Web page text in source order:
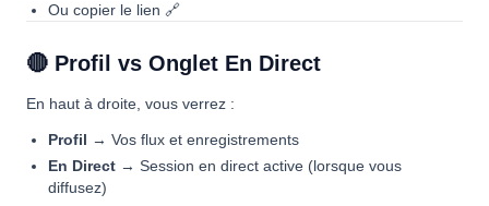
Ou copier le lien 🔗
🔴 Profil vs Onglet En Direct
En haut à droite, vous verrez :
Profil → Vos flux et enregistrements
En Direct → Session en direct active (lorsque vous
diffusez)